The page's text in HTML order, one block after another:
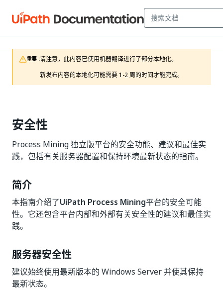
重要 :请注意，此内容已使用机器翻译进行了部分本地化。
新发布内容的本地化可能需要 1-2 周的时间才能完成。
安全性
Process Mining 独立版平台的安全功能、建议和最佳实
践，包括有关服务器配置和保持环境最新状态的指南。
简介
本指南介绍了UiPath Process Mining平台的安全可能
性。它还包含平台内部和外部有关安全性的建议和最佳实
践。
服务器安全性
建议始终使用最新版本的 Windows Server 并使其保持
最新状态。